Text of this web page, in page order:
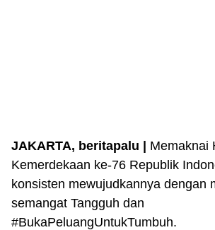
JAKARTA, beritapalu | Memaknai
Kemerdekaan ke-76 Republik
konsisten mewujudkannya dengan
semangat Tangguh dan
#BukaPeluangUntukTumbuh.